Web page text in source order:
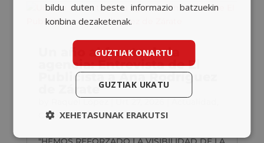
Un año al frente de la
agencia: Entrevista de El
Publicista a Ana Rodríguez
de Zárate
Corporativo
bildu duten beste informazio batzuekin
konbina dezaketenak.
GUZTIAK ONARTU
GUZTIAK UKATU
XEHETASUNAK ERAKUTSI